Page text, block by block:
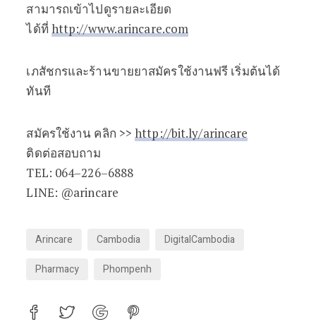
สามารถเข้าไปดูรายละเอียด
ได้ที่ http://www.arincare.com
เภสัชกรและร้านขายยาสมัครใช้งานฟรี เริ่มต้นได้
ทันที
สมัครใช้งาน คลิก >>http://bit.ly/arincare
ติดต่อสอบถาม
TEL: 064–226–6888
LINE: @arincare
Arincare Cambodia
DigitalCambodia
Pharmacy
Phompenh